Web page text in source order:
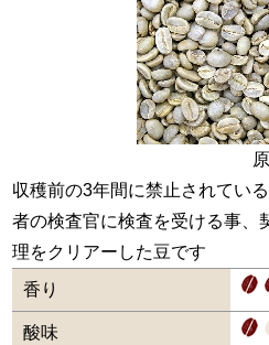
香り
酸味
収穫前の3年間に禁止されてい
者の検査官に検査を受ける事、
理をクリアーした豆です